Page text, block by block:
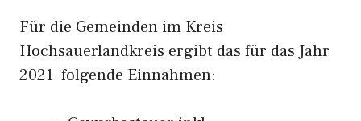
Für die Gemeinden im Kreis
Hochsauerlandkreis ergibt das für das Jahr
2021 folgende Einnahmen: